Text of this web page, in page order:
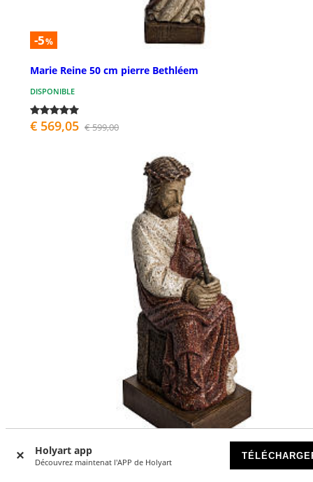
Holyart app
Découvrez maintenat l'APP de Holyart
-5%
Marie Reine 50 cm pierre Bethléem
DISPONIBLE
€ 569,05 € 599,00